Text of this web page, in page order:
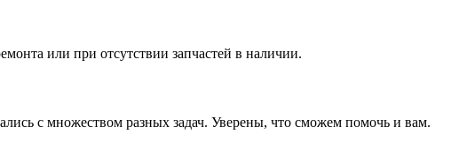
или при отсутствии запчастей в наличии.
с множеством разных задач. Уверены, что сможем помочь и вам.